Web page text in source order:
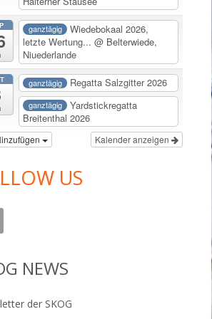
ganztägig
Wiedebokaal 2026,
letzte Wertung... @ Belterwiede,
Niuederlande
ganztägig Regatta Salzgitter 2026
ganztägig
Yardstickregatta
Breitenthal 2026
Kalender anzeigen
US
NEWS
der SKOG